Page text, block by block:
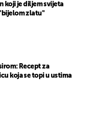
koji je diljem svijeta
zlatu"
Recept za
koja se topi u ustima